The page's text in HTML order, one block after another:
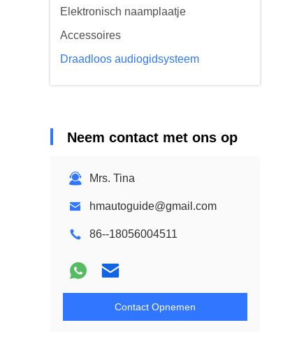
Elektronisch naamplaatje
Accessoires
Draadloos audiogidsysteem
Neem contact met ons op
Mrs. Tina
hmautoguide@gmail.com
86--18056004511
Contact Opnemen